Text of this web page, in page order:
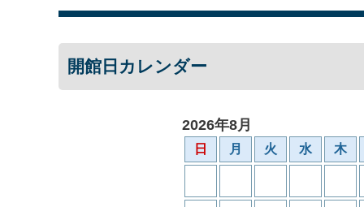
開館日カレンダー
2026年8月
日 月 火 水 木